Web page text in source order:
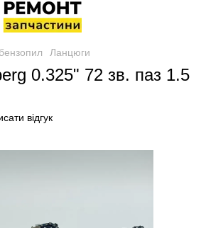
Ланцюги
0.325" 72 зв. паз 1.5
відгук